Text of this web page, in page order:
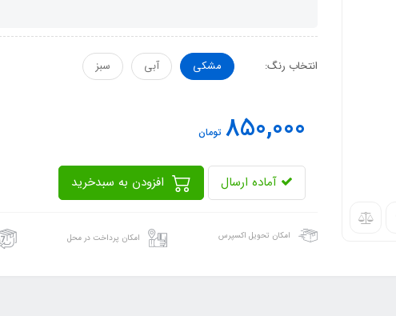
انتخاب رنگ: مشکی آبی سبز
850,000 تومان
آماده ارسال
امکان تحویل اکسپرس امکان پرداخت در محل